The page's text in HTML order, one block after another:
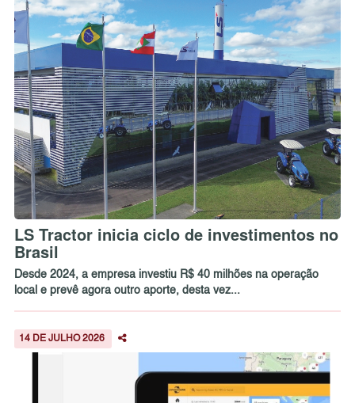
LS Tractor inicia ciclo de investimentos no
Brasil
Desde 2024, a empresa investiu R$ 40 milhões na operação
local e prevê agora outro aporte, desta vez...
14 DE JULHO 2026